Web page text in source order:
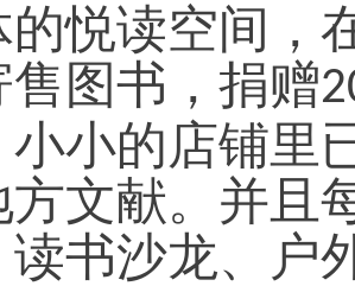
的悦读空间，
售图书，捐赠
小小的店铺里
方文献。并且
读书沙龙、户